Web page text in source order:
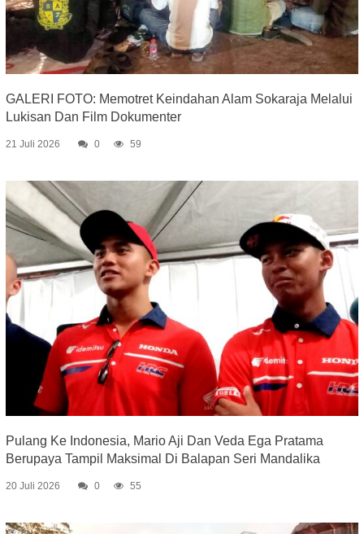
GALERI FOTO: Memotret Keindahan Alam Sokaraja Melalui
Lukisan Dan Film Dokumenter
21 Juli 2026 0 59
Pulang Ke Indonesia, Mario Aji Dan Veda Ega Pratama
Berupaya Tampil Maksimal Di Balapan Seri Mandalika
20 Juli 2026 0 55